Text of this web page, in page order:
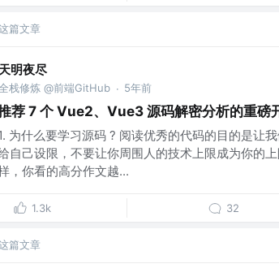
篇文章
天明夜尽
栈修炼 @前端GitHub · 5年前
荐 7 个 Vue2、Vue3 源码解密分析的重磅
为什么要学习源码 ? 阅读优秀的代码的目的是让
自己设限，不要让你周围人的技术上限成为你的
，你看的高分作文越...
1.3k 32
篇文章